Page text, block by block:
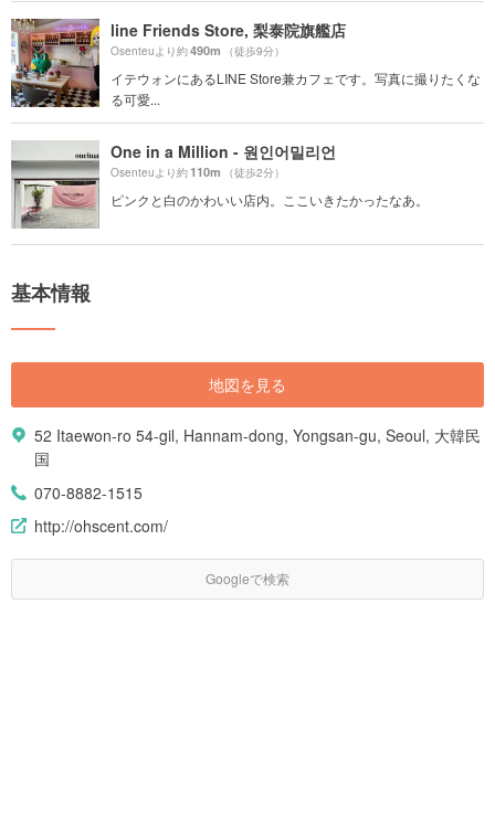
line Friends Store, 梨泰院旗艦店
Osenteuより約490m （徒歩9分）
イテウォンにあるLINE Store兼カフェです。写真に撮りたくな
る可愛...
One in a Million - 원인어밀리언
Osenteuより約110m （徒歩2分）
ピンクと白のかわいい店内。ここいきたかったなあ。
基本情報
地図を見る
52 Itaewon-ro 54-gil, Hannam-dong, Yongsan-gu, Seoul, 大韓民
国
070-8882-1515
http://ohscent.com/
Googleで検索